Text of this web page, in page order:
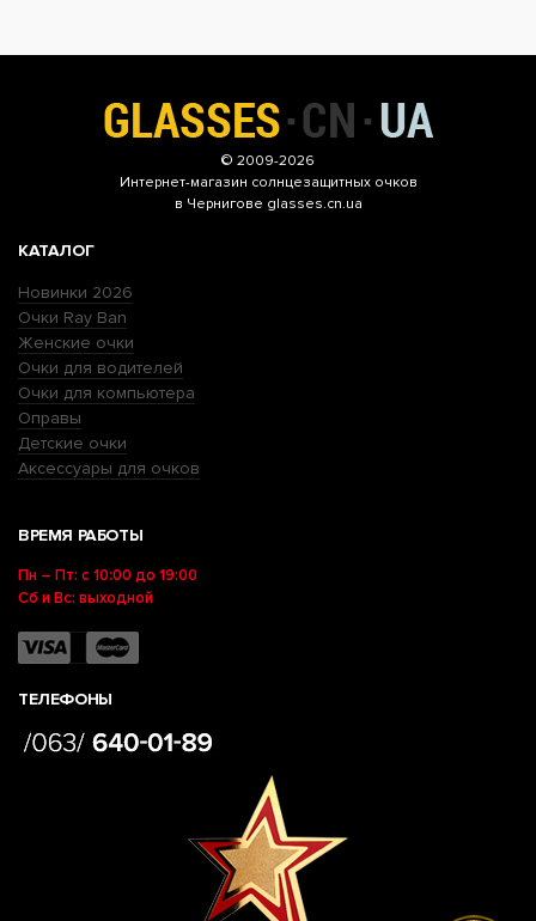
© 2009-2026
Интернет-магазин солнцезащитных очков
в Чернигове glasses.cn.ua
КАТАЛОГ
Новинки 2026
Очки Ray Ban
Женские очки
Очки для водителей
Очки для компьютера
Оправы
Детские очки
Аксессуары для очков
ВРЕМЯ РАБОТЫ
Пн – Пт: с 10:00 до 19:00
Сб и Вс: выходной
ТЕЛЕФОНЫ